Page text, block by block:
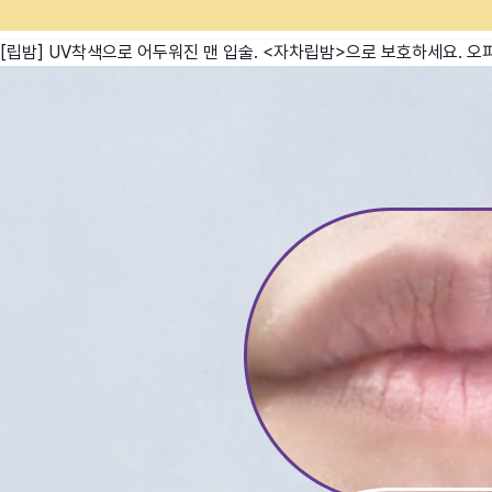
[립밤] UV착색으로 어두워진 맨 입술. <자차립밤>으로 보호하세요. 오